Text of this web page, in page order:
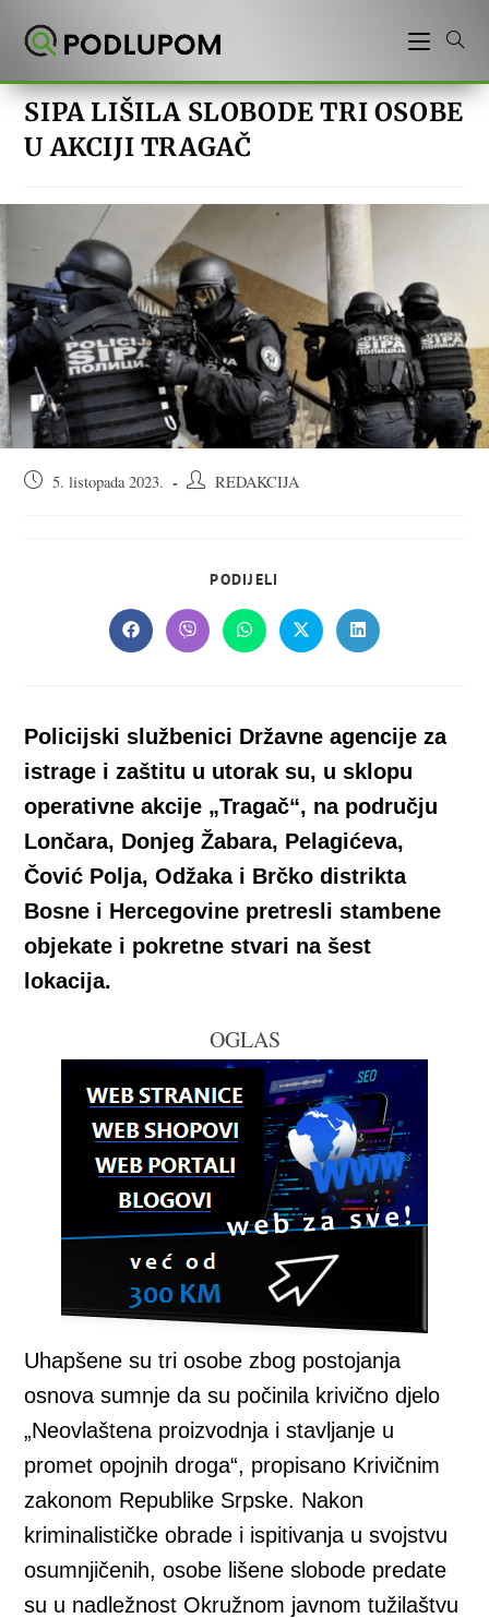
SIPA LIŠILA SLOBODE TRI OSOBE
U AKCIJI TRAGAČ
Objava5. listopada 2023.
AutorREDAKCIJA
PODIJELI
CONTENT
Opens
in
Opens
in
Opens
in
Opens
in
Opens
in
Policijski službenici Državne agencije za
istrage i zaštitu u utorak su, u sklopu
operativne akcije „Tragač“, na području
Lončara, Donjeg Žabara, Pelagićeva,
Čović Polja, Odžaka i Brčko distrikta
Bosne i Hercegovine pretresli stambene
objekate i pokretne stvari na šest
lokacija.
OGLAS
Uhapšene su tri osobe zbog postojanja
osnova sumnje da su počinila krivično djelo
„Neovlaštena proizvodnja i stavljanje u
promet opojnih droga“, propisano Krivičnim
zakonom Republike Srpske. Nakon
kriminalističke obrade i ispitivanja u svojstvu
osumnjičenih, osobe lišene slobode predate
su u nadležnost Okružnom javnom tužilaštvu